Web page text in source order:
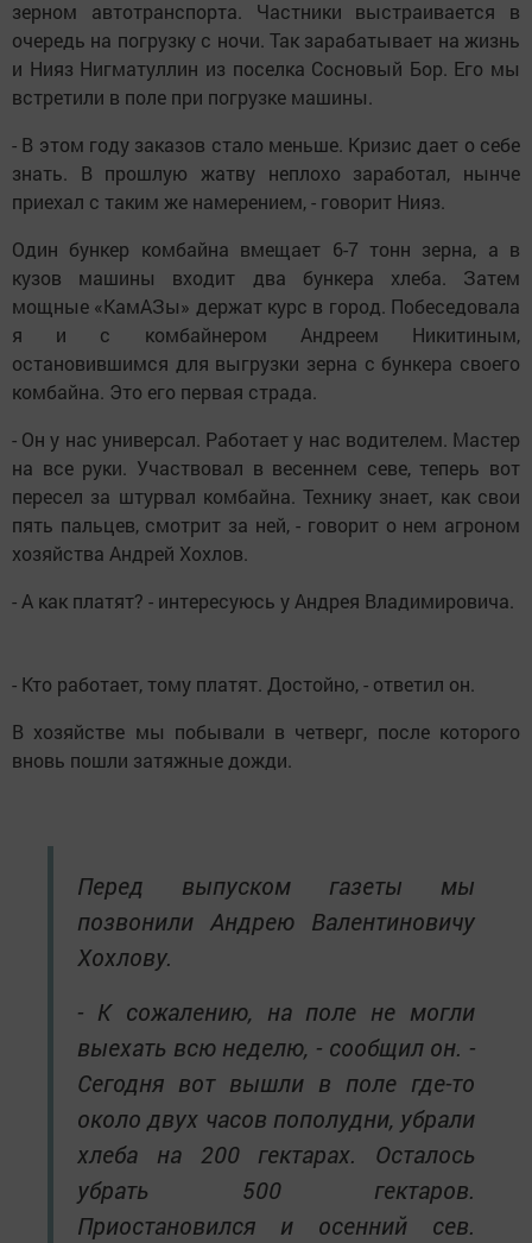
зерном автотранспорта. Частники выстраивается в
очередь на погрузку с ночи. Так зарабатывает на жизнь
и Нияз Нигматуллин из поселка Сосновый Бор. Его мы
встретили в поле при погрузке машины.
- В этом году заказов стало меньше. Кризис дает о себе
знать. В прошлую жатву неплохо заработал, нынче
приехал с таким же намерением, - говорит Нияз.
Один бункер комбайна вмещает 6-7 тонн зерна, а в
кузов машины входит два бункера хлеба. Затем
мощные «КамАЗы» держат курс в город. Побеседовала
я и с комбайнером Андреем Никитиным,
остановившимся для выгрузки зерна с бункера своего
комбайна. Это его первая страда.
- Он у нас универсал. Работает у нас водителем. Мастер
на все руки. Участвовал в весеннем севе, теперь вот
пересел за штурвал комбайна. Технику знает, как свои
пять пальцев, смотрит за ней, - говорит о нем агроном
хозяйства Андрей Хохлов.
- А как платят? - интересуюсь у Андрея Владимировича.
- Кто работает, тому платят. Достойно, - ответил он.
В хозяйстве мы побывали в четверг, после которого
вновь пошли затяжные дожди.
Перед выпуском газеты мы
позвонили Андрею Валентиновичу
Хохлову.
- К сожалению, на поле не могли
выехать всю неделю, - сообщил он. -
Сегодня вот вышли в поле где-то
около двух часов пополудни, убрали
хлеба на 200 гектарах. Осталось
убрать 500 гектаров.
Приостановился и осенний сев.